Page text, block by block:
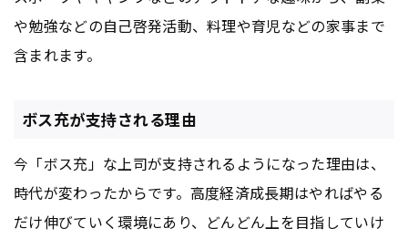
や勉強などの自己啓発活動、料理や育児などの家事まで
含まれます。
ボス充が支持される理由
今「ボス充」な上司が支持されるようになった理由は、
時代が変わったからです。高度経済成長期はやればやる
だけ伸びていく環境にあり、どんどん上を目指していけ